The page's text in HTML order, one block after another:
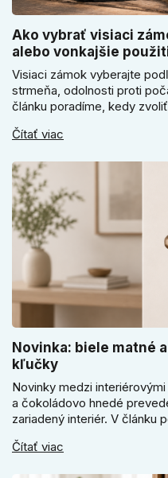
Ako vybrať visiaci
alebo vonkajšie
Visiaci zámok vyberajte
strmeňa, odolnosti proti
článku poradíme, kedy
sa pri bránke, pivnici alebo
Čítať viac
Novinka: biele matné
kľučky
Novinky medzi
a čokoládovo hnedé
zariadený interiér. V článku
ako vyberať medzi
Čítať viac